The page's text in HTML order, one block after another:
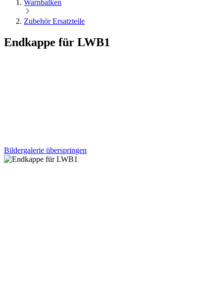
Warnbalken
Zubehör Ersatzteile
Endkappe für LWB1
Bildergalerie überspringen